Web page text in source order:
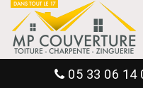
05 33 06 14